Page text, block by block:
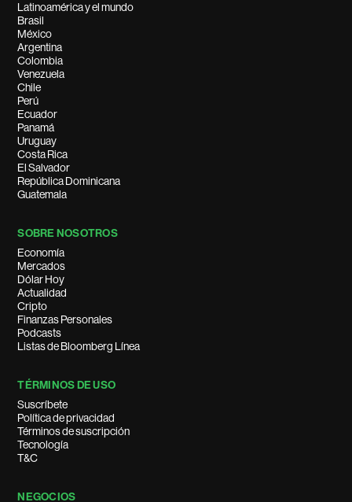
Latinoamérica y el mundo
Brasil
México
Argentina
Colombia
Venezuela
Chile
Perú
Ecuador
Panamá
Uruguay
Costa Rica
El Salvador
República Dominicana
Guatemala
SOBRE NOSOTROS
Economía
Mercados
Dólar Hoy
Actualidad
Cripto
Finanzas Personales
Podcasts
Listas de Bloomberg Línea
TÉRMINOS DE USO
Suscríbete
Política de privacidad
Términos de suscripción
Tecnología
T&C
NEGOCIOS